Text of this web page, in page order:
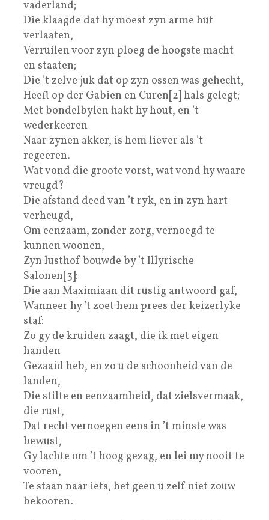
vaderland;
Die klaagde dat hy moest zyn arme hut
verlaaten,
Verruilen voor zyn ploeg de hoogste macht
en staaten;
Die ’t zelve juk dat op zyn ossen was gehecht,
Heeft op der Gabien en Curen[2] hals gelegt;
Met bondelbylen hakt hy hout, en ’t
wederkeeren
Naar zynen akker, is hem liever als ’t
regeeren.
Wat vond die groote vorst, wat vond hy waare
vreugd?
Die afstand deed van ’t ryk, en in zyn hart
verheugd,
Om eenzaam, zonder zorg, vernoegd te
kunnen woonen,
Zyn lusthof bouwde by ’t Illyrische
Salonen[3]:
Die aan Maximiaan dit rustig antwoord gaf,
Wanneer hy ’t zoet hem prees der keizerlyke
staf:
Zo gy de kruiden zaagt, die ik met eigen
handen
Gezaaid heb, en zo u de schoonheid van de
landen,
Die stilte en eenzaamheid, dat zielsvermaak,
die rust,
Dat recht vernoegen eens in ’t minste was
bewust,
Gy lachte om ’t hoog gezag, en lei my nooit te
vooren,
Te staan naar iets, het geen u zelf niet zouw
bekooren.